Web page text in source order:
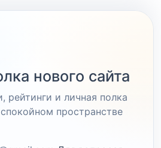
нового сайта
рейтинги и личная полка
пространстве